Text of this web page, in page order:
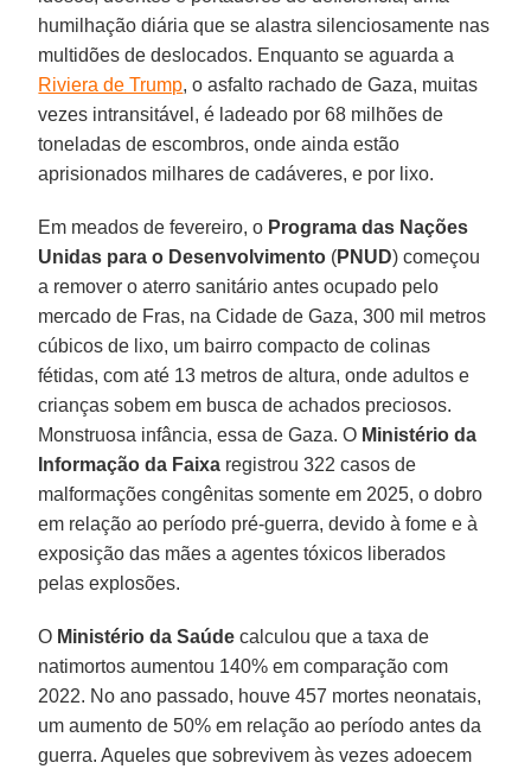
humilhação diária que se alastra silenciosamente nas
multidões de deslocados. Enquanto se aguarda a
Riviera de Trump, o asfalto rachado de Gaza, muitas
vezes intransitável, é ladeado por 68 milhões de
toneladas de escombros, onde ainda estão
aprisionados milhares de cadáveres, e por lixo.
Em meados de fevereiro, o Programa das Nações
Unidas para o Desenvolvimento (PNUD) começou
a remover o aterro sanitário antes ocupado pelo
mercado de Fras, na Cidade de Gaza, 300 mil metros
cúbicos de lixo, um bairro compacto de colinas
fétidas, com até 13 metros de altura, onde adultos e
crianças sobem em busca de achados preciosos.
Monstruosa infância, essa de Gaza. O Ministério da
Informação da Faixa registrou 322 casos de
malformações congênitas somente em 2025, o dobro
em relação ao período pré-guerra, devido à fome e à
exposição das mães a agentes tóxicos liberados
pelas explosões.
O Ministério da Saúde calculou que a taxa de
natimortos aumentou 140% em comparação com
2022. No ano passado, houve 457 mortes neonatais,
um aumento de 50% em relação ao período antes da
guerra. Aqueles que sobrevivem às vezes adoecem